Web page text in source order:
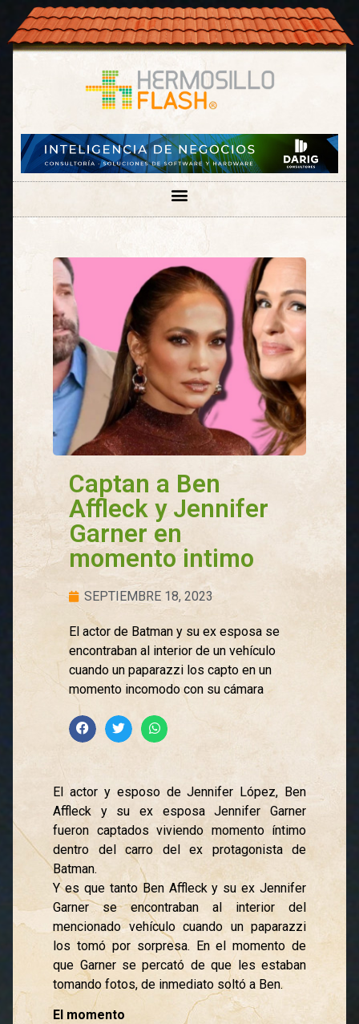
Captan a Ben
Affleck y Jennifer
Garner en
momento intimo
SEPTIEMBRE 18, 2023
El actor de Batman y su ex esposa se
encontraban al interior de un vehículo
cuando un paparazzi los capto en un
momento incomodo con su cámara
El actor y esposo de Jennifer López, Ben
Affleck y su ex esposa Jennifer Garner
fueron captados viviendo momento íntimo
dentro del carro del ex protagonista de
Batman.
Y es que tanto Ben Affleck y su ex Jennifer
Garner se encontraban al interior del
mencionado vehículo cuando un paparazzi
los tomó por sorpresa. En el momento de
que Garner se percató de que les estaban
tomando fotos, de inmediato soltó a Ben.
El momento